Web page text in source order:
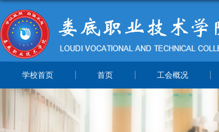
学校首页 首页 工会概况